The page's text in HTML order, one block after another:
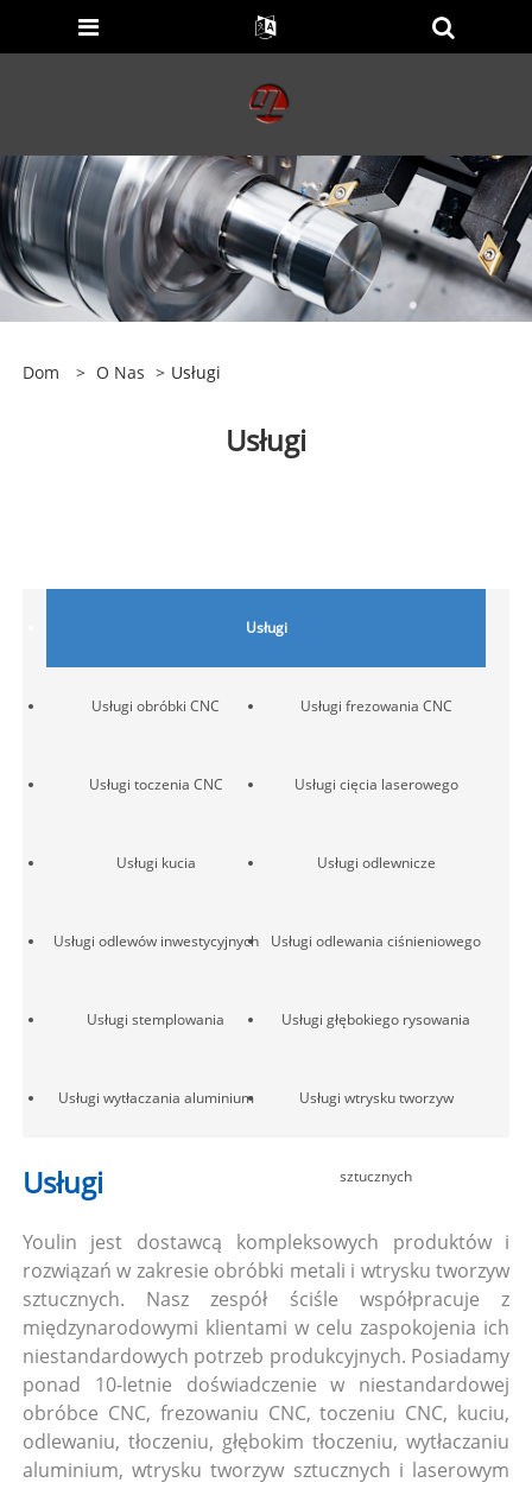
Dom > O Nas > Usługi
Usługi
Usługi
Usługi obróbki CNC Usługi frezowania CNC
Usługi toczenia CNC Usługi cięcia laserowego
Usługi kucia Usługi odlewnicze
Usługi odlewów inwestycyjnych Usługi odlewania ciśnieniowego
Usługi stemplowania Usługi głębokiego rysowania
Usługi wytłaczania aluminium Usługi wtrysku tworzyw
sztucznych
Usługi
Youlin jest dostawcą kompleksowych produktów i
rozwiązań w zakresie obróbki metali i wtrysku tworzyw
sztucznych. Nasz zespół ściśle współpracuje z
międzynarodowymi klientami w celu zaspokojenia ich
niestandardowych potrzeb produkcyjnych. Posiadamy
ponad 10-letnie doświadczenie w niestandardowej
obróbce CNC, frezowaniu CNC, toczeniu CNC, kuciu,
odlewaniu, tłoczeniu, głębokim tłoczeniu, wytłaczaniu
aluminium, wtrysku tworzyw sztucznych i laserowym